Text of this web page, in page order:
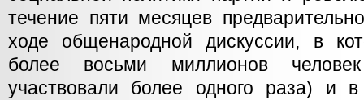
течение пяти месяцев
ходе общенародной дискуссии, в
более восьми миллионов
участвовали более одного раза) и